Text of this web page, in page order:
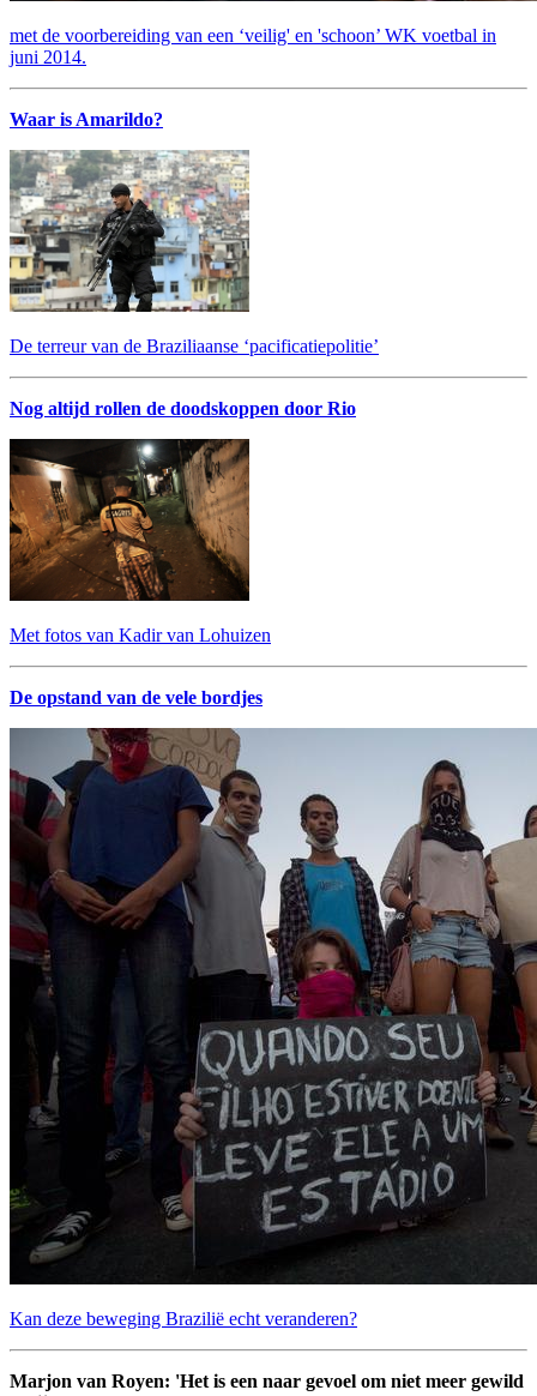
met de voorbereiding van een ‘veilig' en 'schoon’ WK voetbal in
juni 2014.
Waar is Amarildo?
De terreur van de Braziliaanse ‘pacificatiepolitie’
Nog altijd rollen de doodskoppen door Rio
Met fotos van Kadir van Lohuizen
De opstand van de vele bordjes
Kan deze beweging Brazilië echt veranderen?
Marjon van Royen: 'Het is een naar gevoel om niet meer gewild